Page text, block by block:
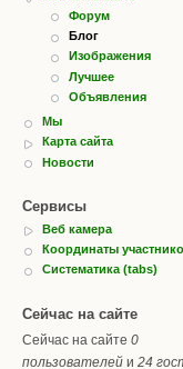
Форум
Блог
Изображения
Лучшее
Объявления
Мы
Карта сайта
Новости
Сервисы
Веб камера
Координаты
Систематика (tabs)
Сейчас на сайте
Сейчас на сайте 0
пользователей и 24